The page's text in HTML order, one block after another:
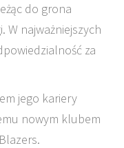
do grona
W najważniejszych
za
jego kariery
nowym klubem